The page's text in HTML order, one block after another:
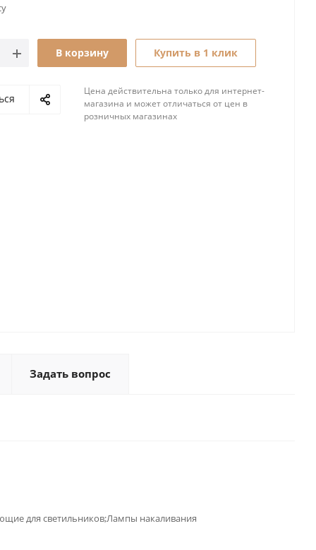
В корзину Купить в 1 клик
Цена действительна только для интернет-
магазина и может отличаться от цен в
розничных магазинах
Задать вопрос
для светильников;Лампы накаливания